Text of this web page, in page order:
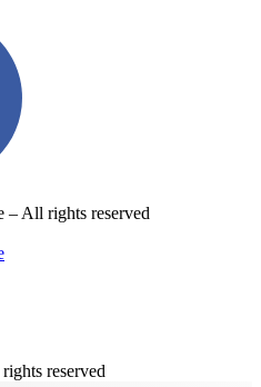
All rights reserved
reserved